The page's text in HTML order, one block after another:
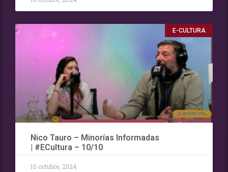
E-CULTURA
Nico Tauro – Minorías Informadas
| #ECultura – 10/10
10 octubre, 2024